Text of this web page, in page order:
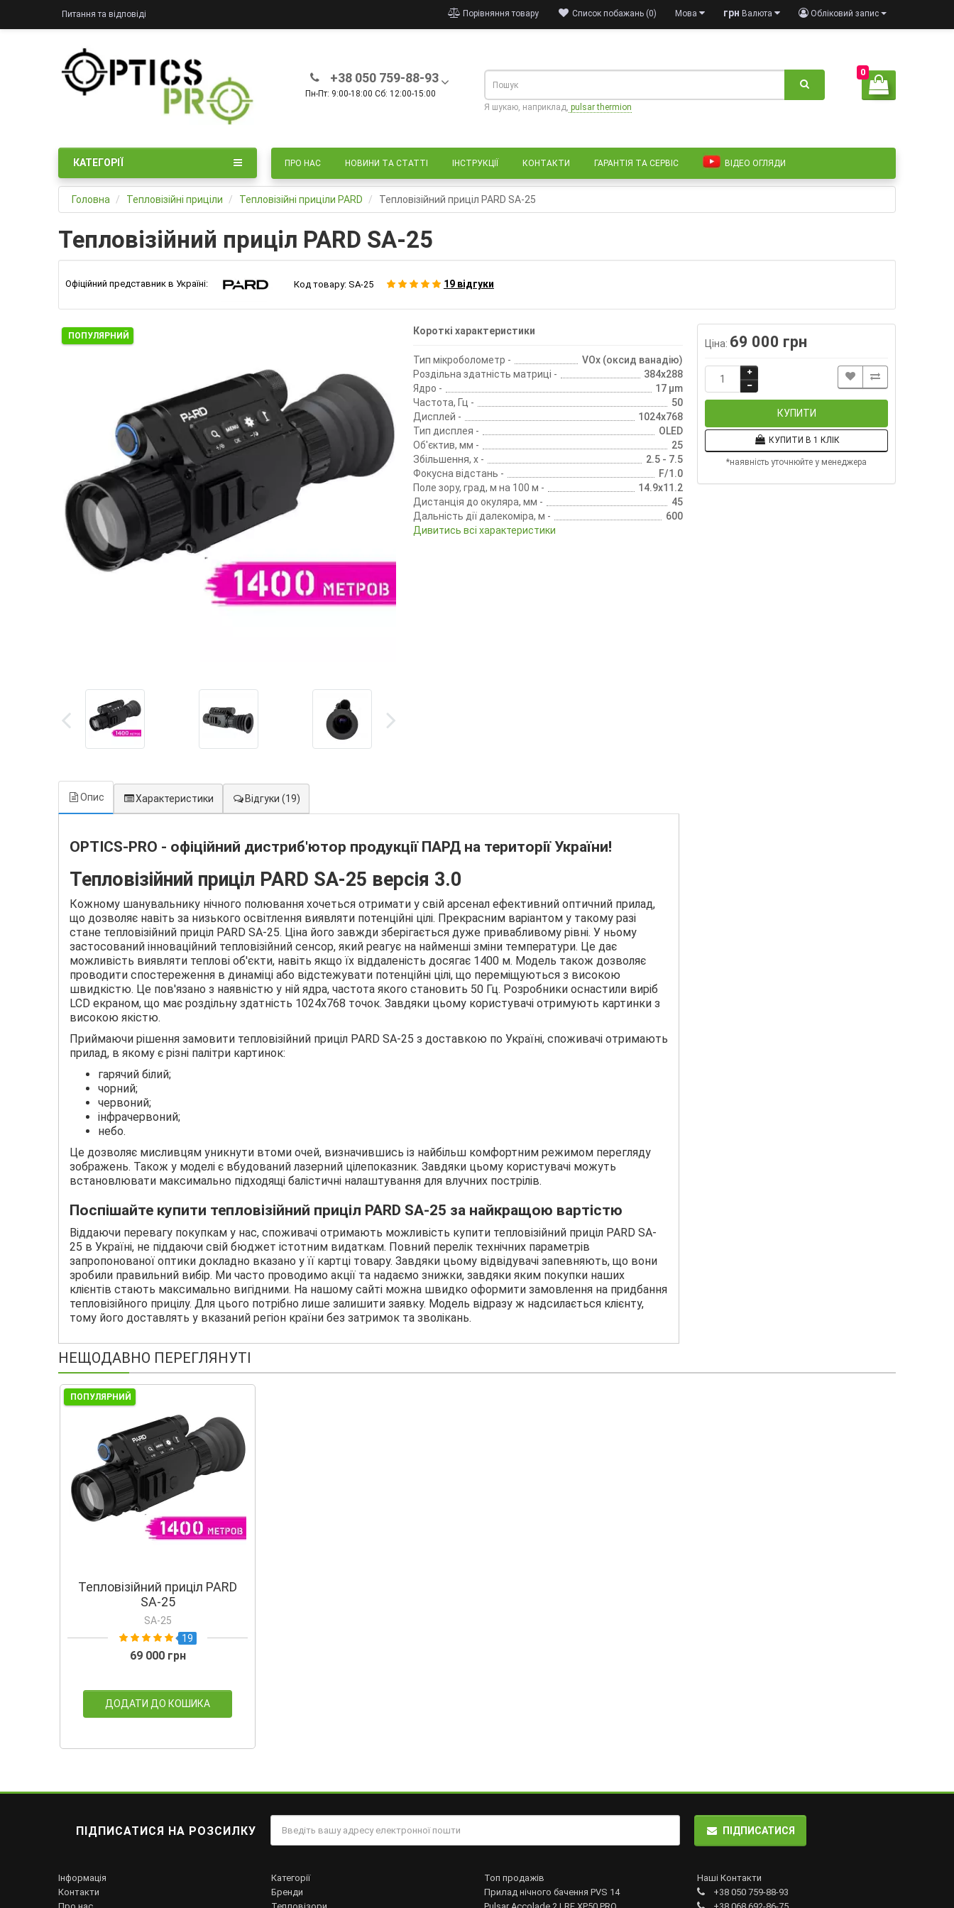
Питання та відповіді Обліковий запис
грн Валюта
Мова
Список побажань (0)
Порівняння товару
+38 050 759-88-93
Пн-Пт: 9:00-18:00 Сб: 12:00-15:00
0
Я шукаю, наприклад, pulsar thermion
ПРО НАС НОВИНИ ТА СТАТТІ ІНСТРУКЦІЇ КОНТАКТИ ГАРАНТІЯ ТА СЕРВІС ВІДЕО ОГЛЯДИ
КАТЕГОРІЇ
Головна Тепловізійні приціли Тепловізійні приціли PARD Тепловізійний приціл PARD SA-25
Тепловізійний приціл PARD SA-25
Офіційний представник в Україні: Код товару: SA-25 19 відгуки
ПОПУЛЯРНИЙ Короткі характеристики
Тип мікроболометр -
VOx (оксид ванадію)
Роздільна здатність матриці -
384x288
Ядро -
17 µm
Частота, Гц -
50
Дисплей -
1024x768
Тип дисплея -
OLED
Об'єктив, мм -
25
Збільшення, х -
2.5 - 7.5
Фокусна відстань -
F/1.0
Поле зору, град, м на 100 м -
14.9х11.2
Дистанція до окуляра, мм -
45
Дальність дії далекоміра, м -
600
Дивитись всі характеристики
Ціна: 69 000 грн
КУПИТИ
КУПИТИ В 1 КЛІК
*наявність уточнюйте у менеджера
Опис Характеристики Відгуки (19)
OPTICS-PRO - офіційний дистриб'ютор продукції ПАРД на території України!
Тепловізійний приціл PARD SA-25 версія 3.0
Кожному шанувальнику нічного полювання хочеться отримати у свій арсенал ефективний оптичний прилад,
що дозволяє навіть за низького освітлення виявляти потенційні цілі. Прекрасним варіантом у такому разі
стане тепловізійний приціл PARD SA-25. Ціна його завжди зберігається дуже привабливому рівні. У ньому
застосований інноваційний тепловізійний сенсор, який реагує на найменші зміни температури. Це дає
можливість виявляти теплові об'єкти, навіть якщо їх віддаленість досягає 1400 м. Модель також дозволяє
проводити спостереження в динаміці або відстежувати потенційні цілі, що переміщуються з високою
швидкістю. Це пов'язано з наявністю у ній ядра, частота якого становить 50 Гц. Розробники оснастили виріб
LCD екраном, що має роздільну здатність 1024x768 точок. Завдяки цьому користувачі отримують картинки з
високою якістю.
Приймаючи рішення замовити тепловізійний приціл PARD SA-25 з доставкою по Україні, споживачі отримають
прилад, в якому є різні палітри картинок:
гарячий білий;
чорний;
червоний;
інфрачервоний;
небо.
Це дозволяє мисливцям уникнути втоми очей, визначившись із найбільш комфортним режимом перегляду
зображень. Також у моделі є вбудований лазерний цілепоказник. Завдяки цьому користувачі можуть
встановлювати максимально підходящі балістичні налаштування для влучних пострілів.
Поспішайте купити тепловізійний приціл PARD SA-25 за найкращою вартістю
Віддаючи перевагу покупкам у нас, споживачі отримають можливість купити тепловізійний приціл PARD SA-
25 в Україні, не піддаючи свій бюджет істотним видаткам. Повний перелік технічних параметрів
запропонованої оптики докладно вказано у її картці товару. Завдяки цьому відвідувачі запевняють, що вони
зробили правильний вибір. Ми часто проводимо акції та надаємо знижки, завдяки яким покупки наших
клієнтів стають максимально вигідними. На нашому сайті можна швидко оформити замовлення на придбання
тепловізійного прицілу. Для цього потрібно лише залишити заявку. Модель відразу ж надсилається клієнту,
тому його доставлять у вказаний регіон країни без затримок та зволікань.
НЕЩОДАВНО ПЕРЕГЛЯНУТІ
ПОПУЛЯРНИЙ
Тепловізійний приціл PARD
SA-25
SA-25
19
69 000 грн
ДОДАТИ ДО КОШИКА
ПІДПИСАТИСЯ НА РОЗСИЛКУ ПІДПИСАТИСЯ
Інформація
Контакти
Категорії
Бренди
Топ продажів
Прилад нічного бачення PVS 14
Наші Контакти
+38 050 759-88-93